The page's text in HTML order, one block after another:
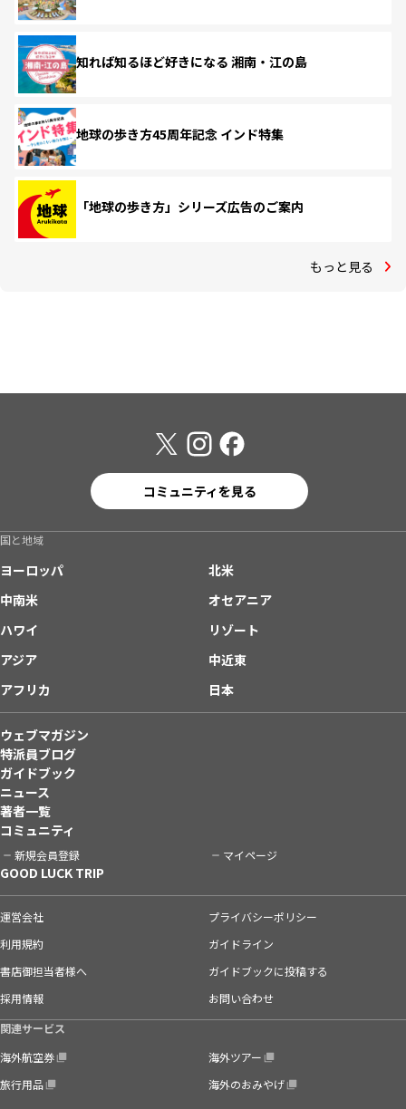
知れば知るほど好きになる 湘南・江の島
地球の歩き方45周年記念 インド特集
「地球の歩き方」シリーズ広告のご案内
もっと見る
コミュニティを見る
国と地域
ヨーロッパ
北米
中南米
オセアニア
ハワイ
リゾート
アジア
中近東
アフリカ
日本
ウェブマガジン
特派員ブログ
ガイドブック
ニュース
著者一覧
コミュニティ
新規会員登録 マイページ
GOOD LUCK TRIP
運営会社
プライバシーポリシー
利用規約
ガイドライン
書店御担当者様へ
ガイドブックに投稿する
採用情報
お問い合わせ
関連サービス
海外航空券
海外ツアー
旅行用品
海外のおみやげ